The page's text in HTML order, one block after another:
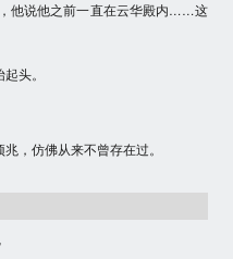
他说他之前一直在云华殿内……这
头。
，仿佛从来不曾存在过。